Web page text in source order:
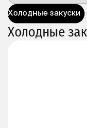
Холодные закуски
Холодные